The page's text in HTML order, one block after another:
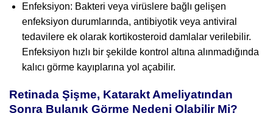
Enfeksiyon: Bakteri veya virüslere bağlı gelişen
enfeksiyon durumlarında, antibiyotik veya antiviral
tedavilere ek olarak kortikosteroid damlalar verilebilir.
Enfeksiyon hızlı bir şekilde kontrol altına alınmadığında
kalıcı görme kayıplarına yol açabilir.
Retinada Şişme, Katarakt Ameliyatından
Sonra Bulanık Görme Nedeni Olabilir Mi?